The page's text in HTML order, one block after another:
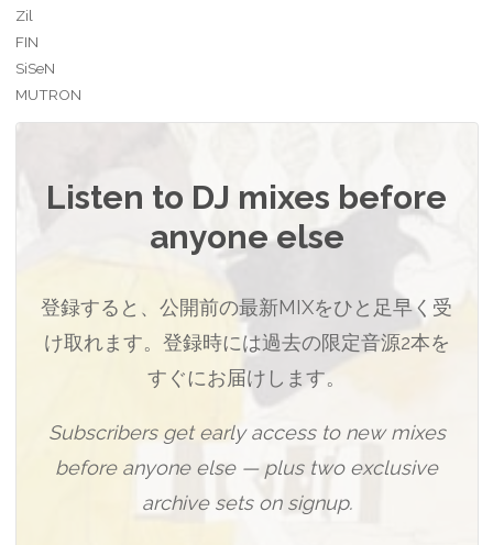
Zil
FIN
SiSeN
MUTRON
Listen to DJ mixes before
anyone else
登録すると、公開前の最新MIXをひと足早く受
け取れます。登録時には過去の限定音源2本を
すぐにお届けします。
Subscribers get early access to new mixes
before anyone else — plus two exclusive
archive sets on signup.